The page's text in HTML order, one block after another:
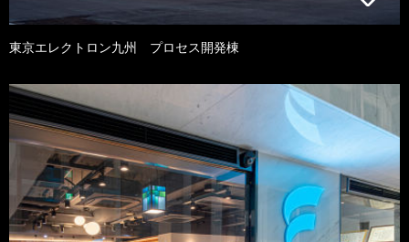
東京エレクトロン九州 プロセス開発棟